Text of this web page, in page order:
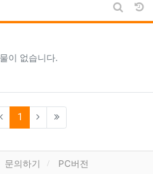
게시판
이 없습니다.
1 (current)
문의하기 PC버전